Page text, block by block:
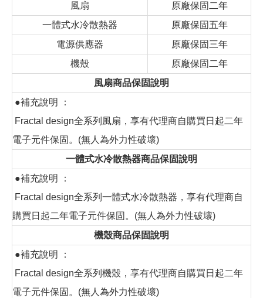
風扇
原廠保固二年
一體式水冷散熱器
原廠保固五年
電源供應器
原廠保固三年
機殼
原廠保固二年
風扇商品保固說明
●補充說明 ：
Fractal design全系列風扇，享有代理商自購買日起二年
電子元件保固。(無人為外力性破壞)
一體式水冷散熱器商品保固說明
●補充說明 ：
Fractal design全系列一體式水冷散熱器，享有代理商自
購買日起二年電子元件保固。(無人為外力性破壞)
機殼商品保固說明
●補充說明 ：
Fractal design全系列機殼，享有代理商自購買日起二年
電子元件保固。(無人為外力性破壞)